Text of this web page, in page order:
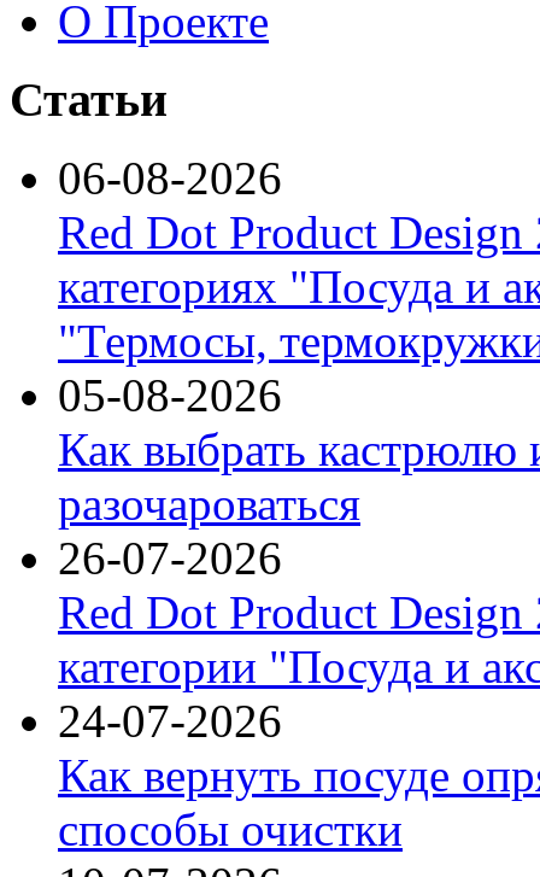
О Проекте
Статьи
06-08-2026
Red Dot Product Design
категориях "Посуда и
"Термосы,
05-08-2026
Как выбрать кастрюлю
разочароваться
26-07-2026
Red Dot Product Design
категории "Посуда и
24-07-2026
Как вернуть посуде
способы очистки